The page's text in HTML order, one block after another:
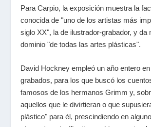
Para Carpio, la exposición muestra la
conocida de "uno de los artistas más
siglo XX", la de ilustrador-grabador, y da
dominio "de todas las artes plásticas".
David Hockney empleó un año entero
grabados, para los que buscó los
famosos de los hermanos Grimm y,
aquellos que le divirtieran o que
plástico" para él, prescindiendo en